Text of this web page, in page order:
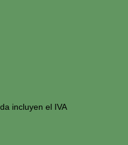
incluyen el IVA